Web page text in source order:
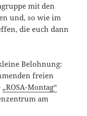
mit den
und, so wie im
die euch dann
Belohnung:
freien
„ROSA-Montag“
am